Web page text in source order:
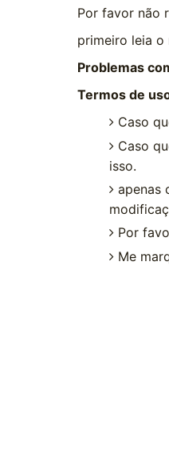
Por favor não
primeiro leia o
Problemas
Termos de
Caso
Caso
isso.
apenas
Por
Me